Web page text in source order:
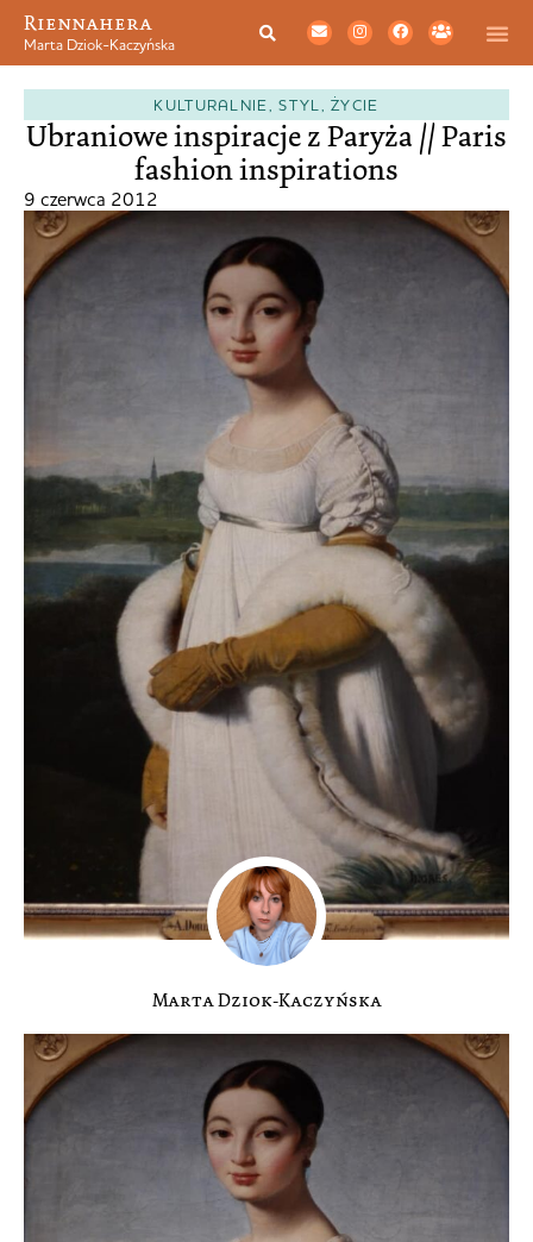
Riennahera
Marta Dziok-Kaczyńska
KULTURALNIE ,STYL ,ŻYCIE
Ubraniowe inspiracje z Paryża // Paris
fashion inspirations
9 czerwca 2012
Marta Dziok-Kaczyńska